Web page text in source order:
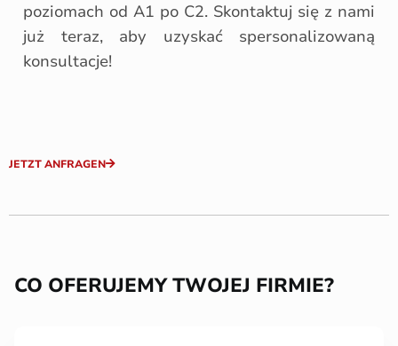
poziomach od A1 po C2. Skontaktuj się z nami
już teraz, aby uzyskać spersonalizowaną
konsultacje!
JETZT ANFRAGEN
CO OFERUJEMY TWOJEJ FIRMIE?